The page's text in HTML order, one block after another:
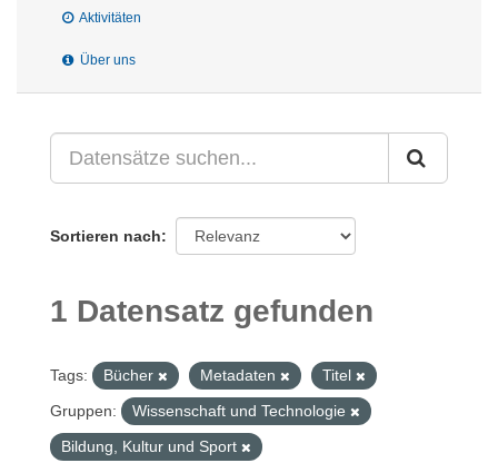
Aktivitäten
Über uns
Sortieren nach
1 Datensatz gefunden
Tags: Bücher Metadaten
Titel
Gruppen:
Wissenschaft und Technologie
Bildung, Kultur und Sport